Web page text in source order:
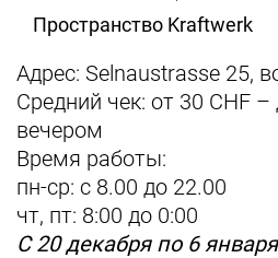
Пространство Kraftwerk
Адрес: Selnaustrasse 25,
Средний чек: от 30 CHF
вечером
Время работы:
пн-ср: с 8.00 до 22.00
чт, пт: 8:00 до 0:00
С 20 декабря по 6 января